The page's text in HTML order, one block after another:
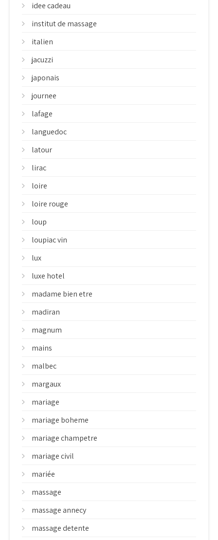
idee cadeau
institut de massage
italien
jacuzzi
japonais
journee
lafage
languedoc
latour
lirac
loire
loire rouge
loup
loupiac vin
lux
luxe hotel
madame bien etre
madiran
magnum
mains
malbec
margaux
mariage
mariage boheme
mariage champetre
mariage civil
mariée
massage
massage annecy
massage detente